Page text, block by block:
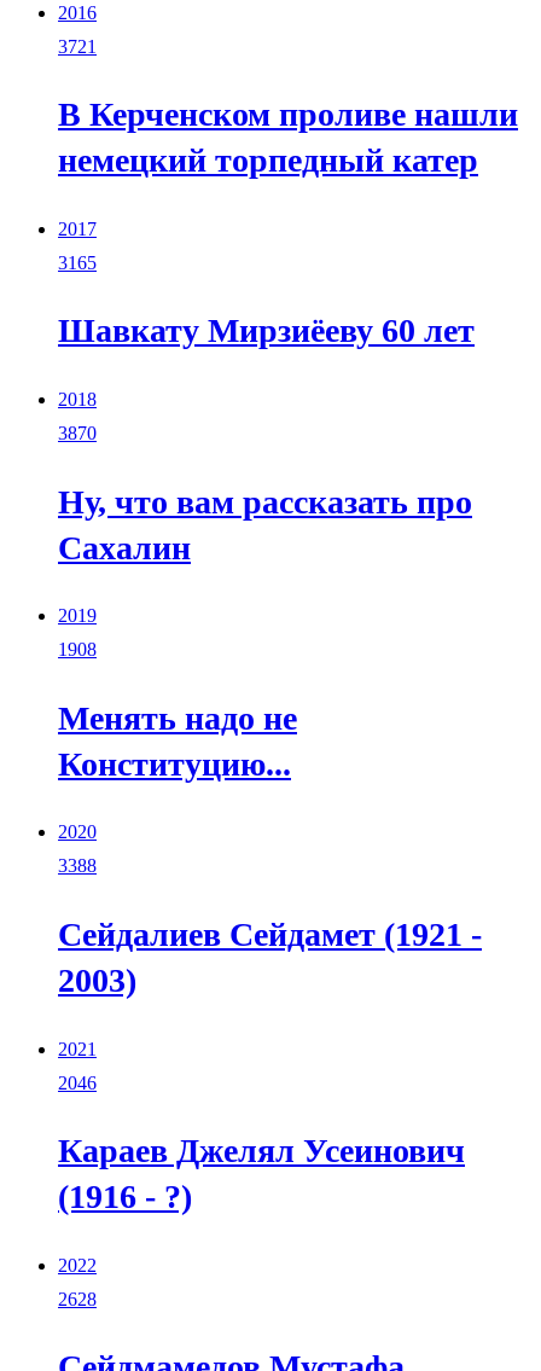
2016
3721
В Керченском проливе нашли
немецкий торпедный катер
2017
3165
Шавкату Мирзиёеву 60 лет
2018
3870
Ну, что вам рассказать про
Сахалин
2019
1908
Менять надо не
Конституцию...
2020
3388
Сейдалиев Сейдамет (1921 -
2003)
2021
2046
Караев Джелял Усеинович
(1916 - ?)
2022
2628